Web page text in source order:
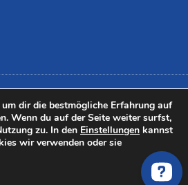
dir die bestmögliche Erfahrung auf
Wenn du auf der Seite weiter surfst,
zu. In den Einstellungen kannst
wir verwenden oder sie
schließen